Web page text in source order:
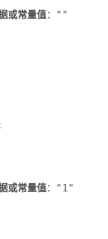
或常量值： ""
或常量值： "1"